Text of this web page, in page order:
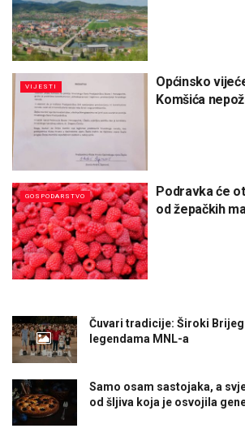
VIJESTI
Općinsko
Komšića
GOSPODARSTVO
Podravka će
od žepačkih
Čuvari tradicije: Široki
legendama MNL-a
Samo osam sastojaka, a
od šljiva koja je osvojila